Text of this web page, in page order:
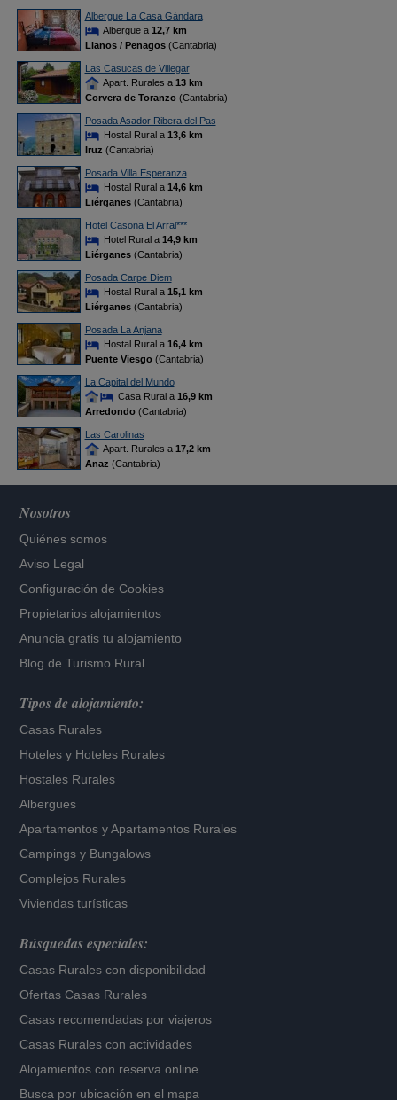
Albergue La Casa Gándara
Albergue a 12,7 km
Llanos / Penagos(Cantabria)
Las Casucas de Villegar
Apart. Rurales a 13 km
Corvera de Toranzo(Cantabria)
Posada Asador Ribera del Pas
Hostal Rural a 13,6 km
Iruz (Cantabria)
Posada Villa Esperanza
Hostal Rural a 14,6 km
Liérganes(Cantabria)
Hotel Casona El Arral***
Hotel Rural a 14,9 km
Liérganes(Cantabria)
Posada Carpe Diem
Hostal Rural a 15,1 km
Liérganes(Cantabria)
Posada La Anjana
Hostal Rural a 16,4 km
Puente Viesgo(Cantabria)
La Capital del Mundo
Casa Rural a 16,9 km
Arredondo(Cantabria)
Las Carolinas
Apart. Rurales a 17,2 km
Anaz (Cantabria)
Nosotros
Quiénes somos
Aviso Legal
Configuración de Cookies
Propietarios alojamientos
Anuncia gratis tu alojamiento
Blog de Turismo Rural
Tipos de alojamiento:
Casas Rurales
Hoteles y Hoteles Rurales
Hostales Rurales
Albergues
Apartamentos yApartamentos Rurales
Campings y Bungalows
Complejos Rurales
Viviendas turísticas
Búsquedas especiales:
Casas Rurales con disponibilidad
Ofertas Casas Rurales
Casas recomendadas por viajeros
Casas Rurales con actividades
Alojamientos con reserva online
Busca por ubicación en el mapa